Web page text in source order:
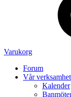
Varukorg
Forum
Vår verksamhet
Kalender